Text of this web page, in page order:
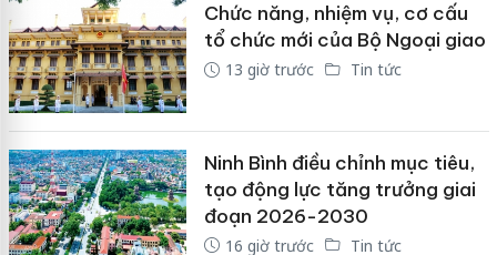
Chức năng, nhiệm vụ, cơ cấu
tổ chức mới của Bộ Ngoại giao
13 giờ trước Tin tức
Ninh Bình điều chỉnh mục tiêu,
tạo động lực tăng trưởng giai
đoạn 2026-2030
16 giờ trước Tin tức